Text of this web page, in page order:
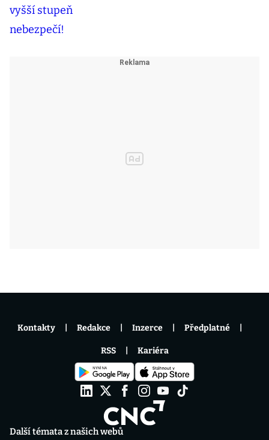
Další témata z našich webů
Kontakty Redakce Inzerce Předplatné
RSS Kariéra